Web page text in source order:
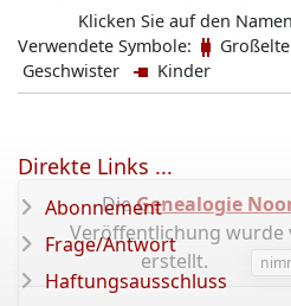
Klicken Sie auf den
Verwendete Symbole:
Geschwister
Kinder
DieGenealogie
Veröffentlichung wurde
erstellt.
Direkte Links ...
Abonnement
Frage/Antwort
Haftungsausschluss